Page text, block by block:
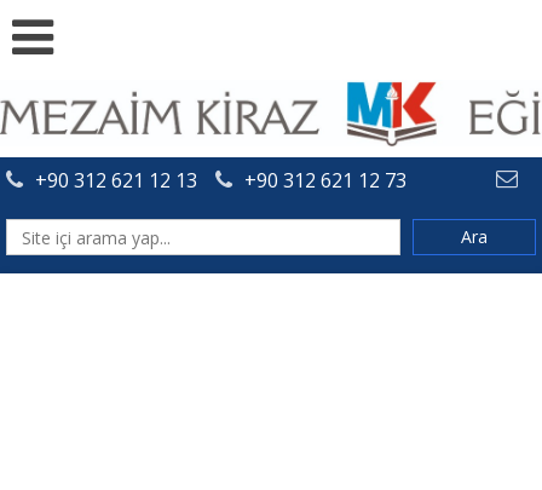
+90 312 621 12 13 +90 312 621 12 73